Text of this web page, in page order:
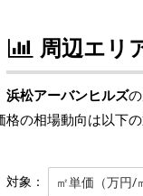
周辺エリ
浜松アーバンヒルズ
格の相場動向は以下の
対象： ㎡単価（万円/